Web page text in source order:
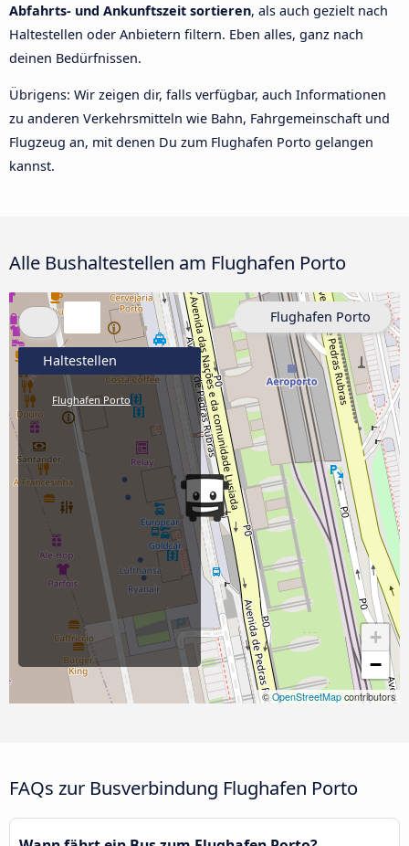
Abfahrts- und Ankunftszeit sortieren, als auch gezielt nach
Haltestellen oder Anbietern filtern. Eben alles, ganz nach
deinen Bedürfnissen.
Übrigens: Wir zeigen dir, falls verfügbar, auch Informationen
zu anderen Verkehrsmitteln wie Bahn, Fahrgemeinschaft und
Flugzeug an, mit denen Du zum Flughafen Porto gelangen
kannst.
Alle Bushaltestellen am Flughafen Porto
+
−
©OpenStreetMap contributors
Haltestellen
Flughafen Porto
Flughafen Porto
FAQs zur Busverbindung Flughafen Porto